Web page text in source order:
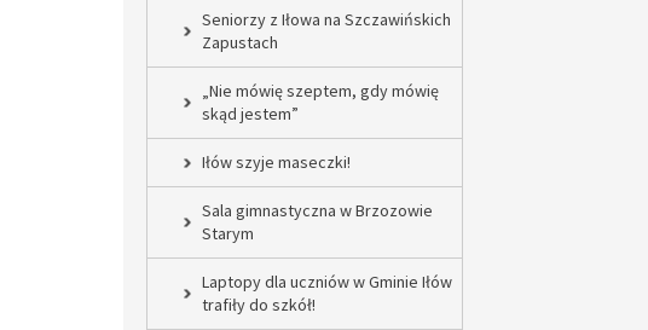
Seniorzy z Iłowa na Szczawińskich
Zapustach
„Nie mówię szeptem, gdy mówię
skąd jestem”
Iłów szyje maseczki!
Sala gimnastyczna w Brzozowie
Starym
Laptopy dla uczniów w Gminie Iłów
trafiły do szkół!